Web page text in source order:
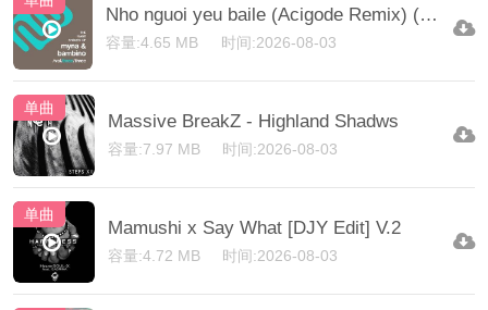
Nho nguoi yeu baile (Acigode Remix) (Extended Mix)
容量:4.65 MB 时间:2026-08-03
单曲
Massive BreakZ - Highland Shadws
容量:7.97 MB 时间:2026-08-03
单曲
Mamushi x Say What [DJY Edit] V.2
容量:4.72 MB 时间:2026-08-03